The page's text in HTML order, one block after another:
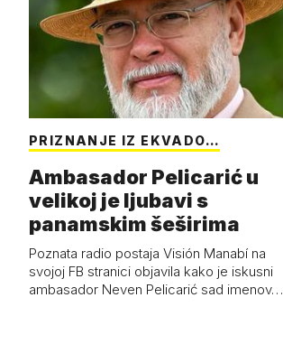
PRIZNANJE IZ EKVADO…
Ambasador Pelicarić u
velikoj je ljubavi s
panamskim šeširima
Poznata radio postaja Visión Manabí na
svojoj FB stranici objavila kako je iskusni
ambasador Neven Pelicarić sad imenov…